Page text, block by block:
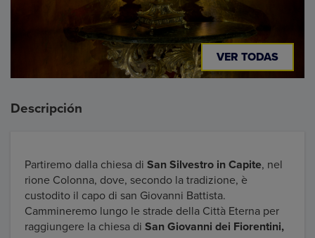
VER TODAS
Descripción
Partiremo dalla chiesa di San Silvestro in Capite, nel
rione Colonna, dove, secondo la tradizione, è
custodito il capo di san Giovanni Battista.
Cammineremo lungo le strade della Città Eterna per
raggiungere la chiesa di San Giovanni dei Fiorentini,